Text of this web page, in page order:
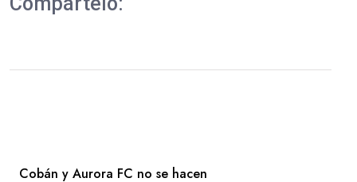
Cobán y Aurora FC no se hacen